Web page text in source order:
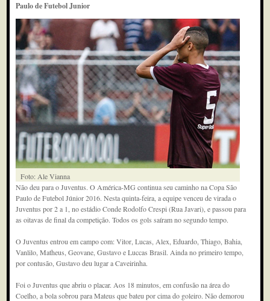
Paulo de Futebol Junior
Foto: Ale Vianna
Não deu para o Juventus. O América-MG continua seu caminho na Copa São
Paulo de Futebol Júnior 2016. Nesta quinta-feira, a equipe venceu de virada o
Juventus por 2 a 1, no estádio Conde Rodolfo Crespi (Rua Javari), e passou para
as oitavas de final da competição. Todos os gols saíram no segundo tempo.
O Juventus entrou em campo com: Vitor, Lucas, Alex, Eduardo, Thiago, Bahia,
Vanlilo, Matheus, Geovane, Gustavo e Luccas Brasil. Ainda no primeiro tempo,
por contusão, Gustavo deu lugar a Caveirinha.
Foi o Juventus que abriu o placar. Aos 18 minutos, em confusão na área do
Coelho, a bola sobrou para Mateus que bateu por cima do goleiro. Não demorou